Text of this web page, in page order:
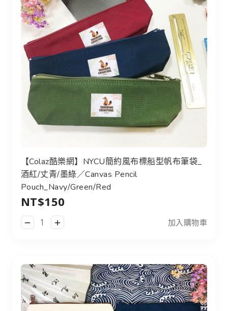
【Colaz酷樂網】NYCU簡約風布標船型帆布筆袋_
酒紅/丈青/墨綠／Canvas Pencil
Pouch_Navy/Green/Red
NT$150
加入購物車